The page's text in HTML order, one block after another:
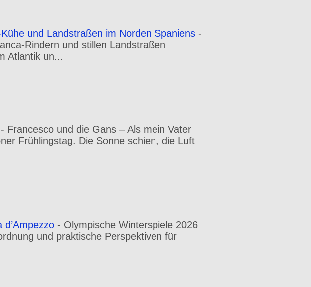
und Landstraßen im Norden Spaniens -
Rindern und stillen Landstraßen
Atlantik un...
- Francesco und die Gans – Als mein Vater
Frühlingstag. Die Sonne schien, die Luft
- Olympische Winterspiele 2026
und praktische Perspektiven für